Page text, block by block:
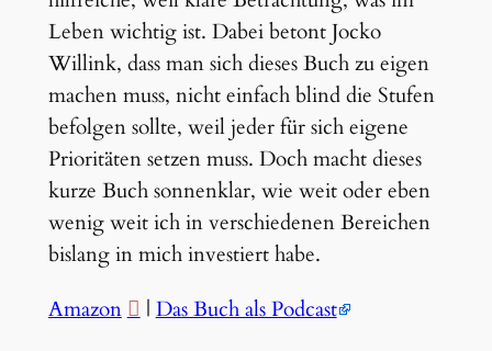
Leben wichtig ist. Dabei betont Jocko
Willink, dass man sich dieses Buch zu eigen
machen muss, nicht einfach blind die Stufen
befolgen sollte, weil jeder für sich eigene
Prioritäten setzen muss. Doch macht dieses
kurze Buch sonnenklar, wie weit oder eben
wenig weit ich in verschiedenen Bereichen
bislang in mich investiert habe.
Amazon
| Das Buch als Podcast